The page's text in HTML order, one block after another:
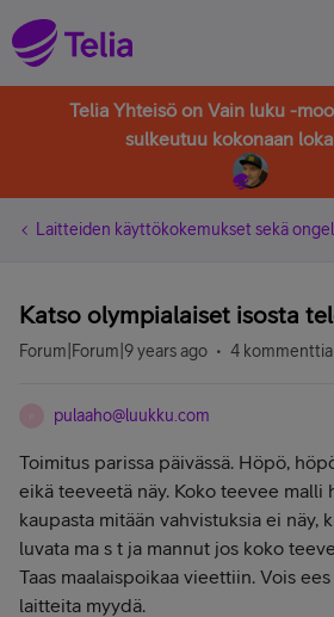
Telia Yhteisö on Vain luku -
sulkeutuu kokonaan
Laitteiden käyttökokemukset sekä
Katso olympialaiset isosta
Forum|Forum|9 years ago 4 kommenttia
pulaaho@luukku.com
Toimitus parissa päivässä. Höpö,
eikä teeveetä näy. Koko teevee malli
kaupasta mitään vahvistuksia ei näy,
luvata ma s t ja mannut jos koko
Taas maalaispoikaa vieettiin. Vois
laitteita myydä.